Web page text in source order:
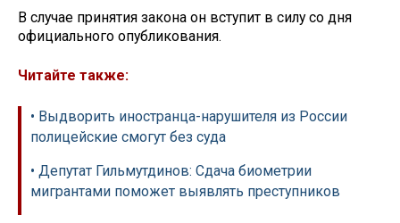
В случае принятия закона он вступит в силу со дня
официального опубликования.
Читайте также:
• Выдворить иностранца-нарушителя из России
полицейские смогут без суда
• Депутат Гильмутдинов: Сдача биометрии
мигрантами поможет выявлять преступников